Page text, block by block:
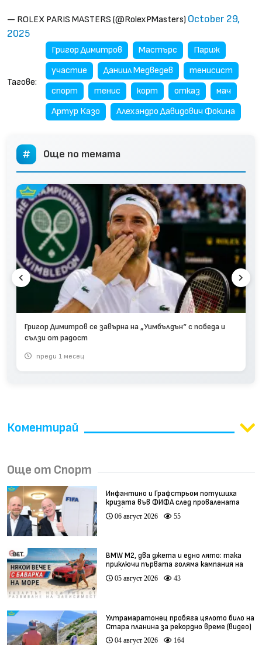
— ROLEX PARIS MASTERS (@RolexPMasters) October 29,
2025
Тагове:
Григор Димитров Мастърс
Париж
участие
Даниил Медведев
тенисист
спорт
тенис корт отказ
мач
Артур Казо
Алехандро Давидович Фокина
Още по темата
Григор Димитров се завърна на „Уимбълдън“ с победа и
сълзи от радост
преди 1 месец
Коментирай
Още от Спорт
Инфантино и Графстрьом потушиха
кризата във ФИФА след провалената
сделка
06 август 2026 55
BMW М2, два джета и едно лято: така
приключи първата голяма кампания на
BET.bg
05 август 2026 43
Ултрамаратонец пробяга цялото било на
Стара планина за рекордно време (видео)
04 август 2026 164